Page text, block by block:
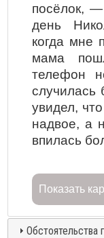
посёлок,
день
когда мне
мама
телефон
увидел,
надвое, а
впилась
Показать
Обстоятельства